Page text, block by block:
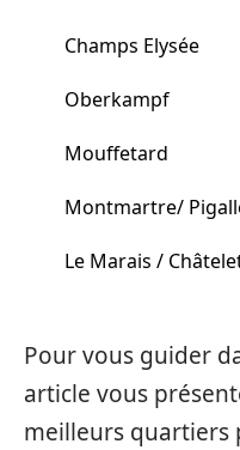
Champs Elysée
Oberkampf
Mouffetard
Montmartre/
Le Marais /
Pour vous guider
article vous
meilleurs quartiers